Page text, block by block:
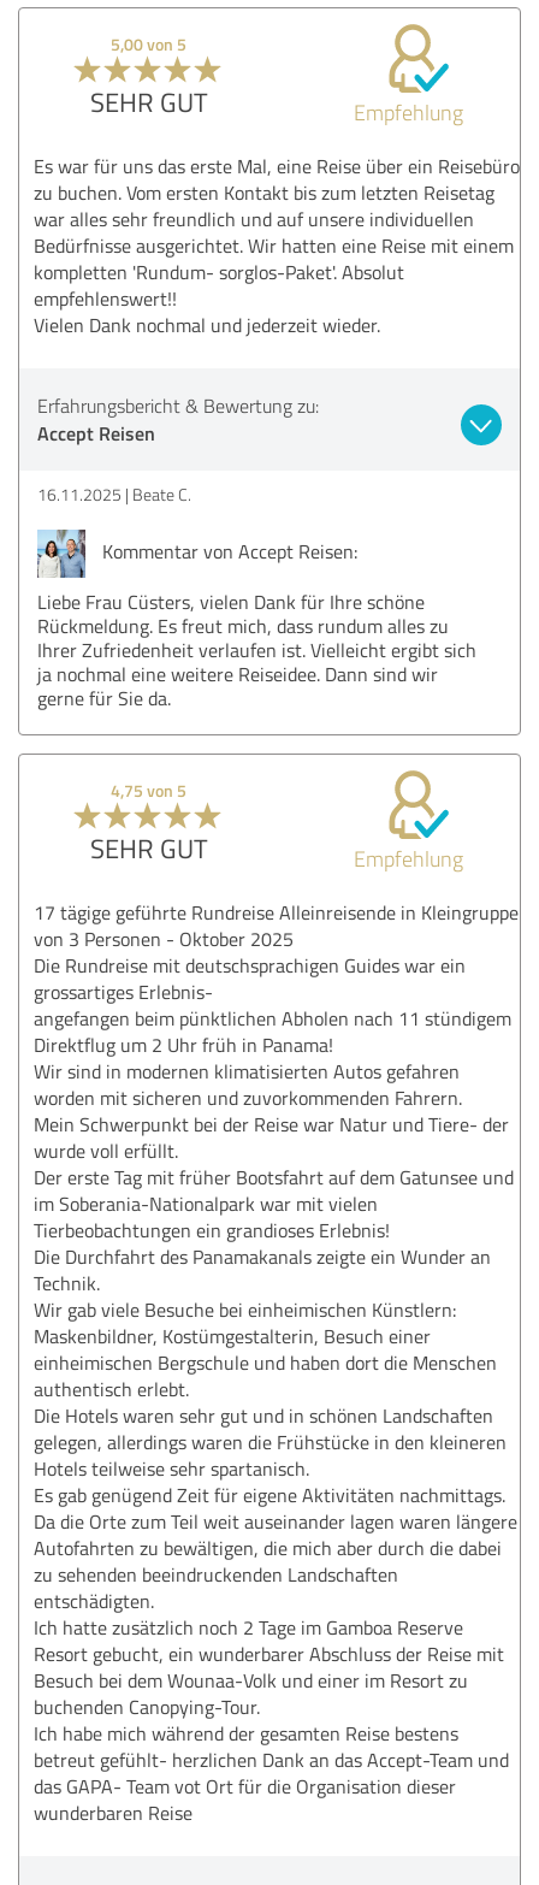
5,00 von 5
SEHR GUT Empfehlung
Es war für uns das erste Mal, eine Reise über ein Reisebüro
zu buchen. Vom ersten Kontakt bis zum letzten Reisetag
war alles sehr freundlich und auf unsere individuellen
Bedürfnisse ausgerichtet. Wir hatten eine Reise mit einem
kompletten 'Rundum- sorglos-Paket'. Absolut
empfehlenswert!!
Vielen Dank nochmal und jederzeit wieder.
Erfahrungsbericht & Bewertung zu:
Accept Reisen
16.11.2025 Beate C.
Kommentar von Accept Reisen:
Liebe Frau Cüsters, vielen Dank für Ihre schöne
Rückmeldung. Es freut mich, dass rundum alles zu
Ihrer Zufriedenheit verlaufen ist. Vielleicht ergibt sich
ja nochmal eine weitere Reiseidee. Dann sind wir
gerne für Sie da.
4,75 von 5
SEHR GUT Empfehlung
17 tägige geführte Rundreise Alleinreisende in Kleingruppe
von 3 Personen - Oktober 2025
Die Rundreise mit deutschsprachigen Guides war ein
grossartiges Erlebnis-
angefangen beim pünktlichen Abholen nach 11 stündigem
Direktflug um 2 Uhr früh in Panama!
Wir sind in modernen klimatisierten Autos gefahren
worden mit sicheren und zuvorkommenden Fahrern.
Mein Schwerpunkt bei der Reise war Natur und Tiere- der
wurde voll erfüllt.
Der erste Tag mit früher Bootsfahrt auf dem Gatunsee und
im Soberania-Nationalpark war mit vielen
Tierbeobachtungen ein grandioses Erlebnis!
Die Durchfahrt des Panamakanals zeigte ein Wunder an
Technik.
Wir gab viele Besuche bei einheimischen Künstlern:
Maskenbildner, Kostümgestalterin, Besuch einer
einheimischen Bergschule und haben dort die Menschen
authentisch erlebt.
Die Hotels waren sehr gut und in schönen Landschaften
gelegen, allerdings waren die Frühstücke in den kleineren
Hotels teilweise sehr spartanisch.
Es gab genügend Zeit für eigene Aktivitäten nachmittags.
Da die Orte zum Teil weit auseinander lagen waren längere
Autofahrten zu bewältigen, die mich aber durch die dabei
zu sehenden beeindruckenden Landschaften
entschädigten.
Ich hatte zusätzlich noch 2 Tage im Gamboa Reserve
Resort gebucht, ein wunderbarer Abschluss der Reise mit
Besuch bei dem Wounaa-Volk und einer im Resort zu
buchenden Canopying-Tour.
Ich habe mich während der gesamten Reise bestens
betreut gefühlt- herzlichen Dank an das Accept-Team und
das GAPA- Team vot Ort für die Organisation dieser
wunderbaren Reise